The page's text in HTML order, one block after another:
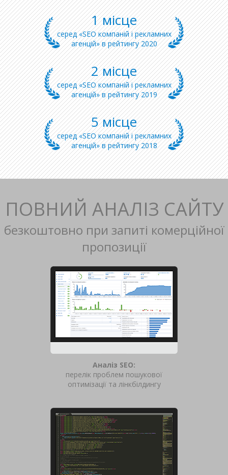
1 місце
серед «SEO компаній і рекламних
агенцій» в рейтингу 2020
2 місце
серед «SEO компаній і рекламних
агенцій» в рейтингу 2019
5 місце
серед «SEO компаній і рекламних
агенцій» в рейтингу 2018
ПОВНИЙ АНАЛІЗ САЙТУ
безкоштовно при запиті комерційної
пропозиції
Аналіз SEO:
перелік проблем пошукової
оптимізації та лінкбілдингу